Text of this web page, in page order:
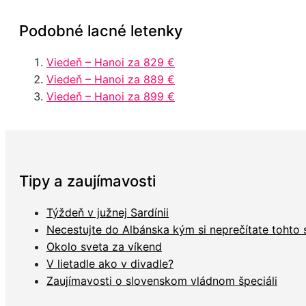
Podobné lacné letenky
Viedeň – Hanoi za 829 €
Viedeň – Hanoi za 889 €
Viedeň – Hanoi za 899 €
Tipy a zaujímavosti
Týždeň v južnej Sardínii
Necestujte do Albánska kým si neprečítate tohto
Okolo sveta za víkend
V lietadle ako v divadle?
Zaujímavosti o slovenskom vládnom špeciáli